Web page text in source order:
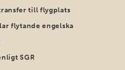
till flygplats
flytande engelska
SGR